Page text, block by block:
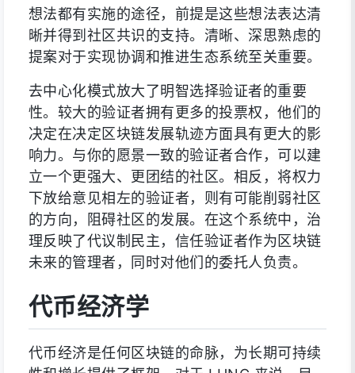
想法都有实施的途径，前提是这些想法表达清
晰并得到社区共识的支持。清晰、深思熟虑的
提案对于实现协调和推进生态系统至关重要。
去中心化模式放大了明智选择验证者的重要
性。较大的验证者拥有更多的投票权，他们的
决定在决定区块链发展轨迹方面具有更大的影
响力。与你的愿景一致的验证者合作，可以建
立一个更强大、更团结的社区。相反，将权力
下放给意见相左的验证者，则有可能削弱社区
的方向，阻碍社区的发展。在这个系统中，治
理反映了代议制民主，信任验证者作为区块链
未来的管理者，同时对他们的委托人负责。
代币经济学
代币经济是任何区块链的命脉，为长期可持续